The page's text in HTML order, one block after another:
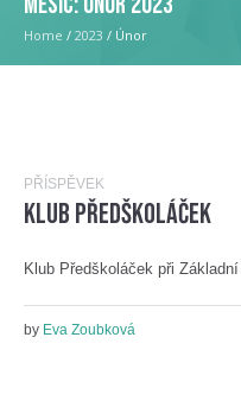
Home / 2023 / Únor
PŘÍSPĚVEK
Klub Předškoláček
Klub Předškoláček při
by Eva Zoubková